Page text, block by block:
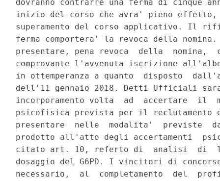
dovranno contrarre una ferma di cinque
inizio del corso che avra' pieno
superamento del corso applicativo. Il
ferma comportera' la revoca della
presentare, pena revoca  della  nomina,
comprovante l'avvenuta iscrizione
in ottemperanza a quanto  disposto
dell'11 gennaio 2018. Detti Ufficiali
incorporamento volta  ad  accertare  il
psicofisica prevista per il reclutamento
presentare  nelle  modalita'  previste
prodotto all'atto degli accertamenti
citato art. 10, referto di  analisi  di
dosaggio del G6PD. I vincitori di
necessario,  al  completamento  del